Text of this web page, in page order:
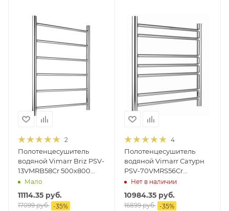
2
Полотенцесушитель
водяной Vimarr Briz PSV-
13VMRB58Cr 500х800
лесенка, с фитингами в
комплекте, хром
Мало
11114.35 руб.
17099руб. -35%
4
Полотенцесушитель
водяной Vimarr Сатурн
PSV-70VMRS56Cr
500х600 лесенка, с
фитингами в комплекте,
хром
Нет в наличии
10984.35руб.
16899руб. -35%